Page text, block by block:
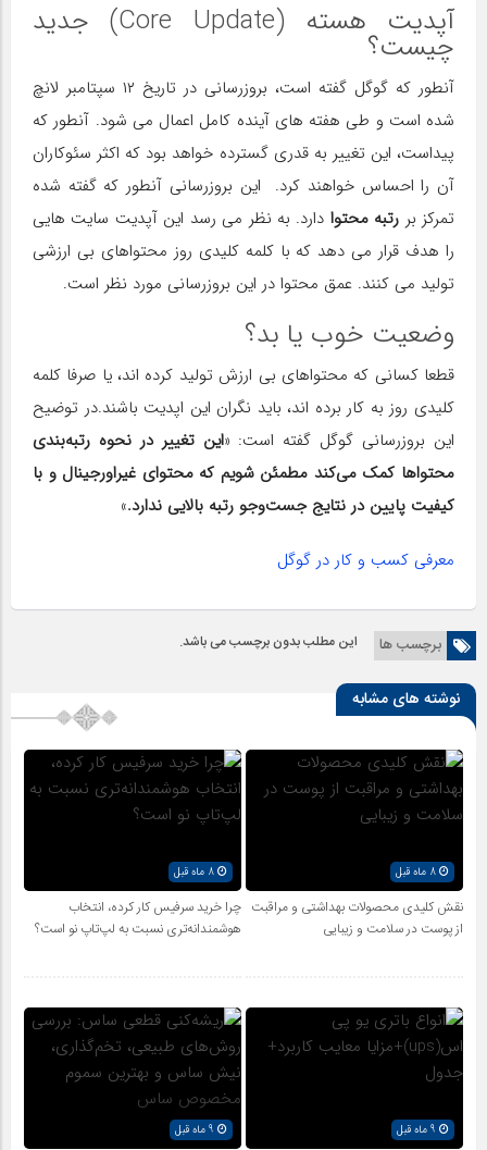
آپدیت هسته (Core Update) جدید
چیست؟
آنطور که گوگل گفته است، بروزرسانی در تاریخ ۱۲ سپتامبر لانچ
شده است و طی هفته های آینده کامل اعمال می شود. آنطور که
پیداست، این تغییر به قدری گسترده خواهد بود که اکثر سئوکاران
آن را احساس خواهند کرد. این بروزرسانی آنطور که گفته شده
تمرکز بر رتبه محتوا دارد. به نظر می رسد این آپدیت سایت هایی
را هدف قرار می دهد که با کلمه کلیدی روز محتواهای بی ارزشی
تولید می کنند. عمق محتوا در این بروزرسانی مورد نظر است.
وضعیت خوب یا بد؟
قطعا کسانی که محتواهای بی ارزش تولید کرده اند، یا صرفا کلمه
کلیدی روز به کار برده اند، باید نگران این اپدیت باشند.در توضیح
این بروزرسانی گوگل گفته است: «این تغییر در نحوه رتبه‌بندی
محتواها کمک می‌کند مطمئن شویم که محتوای غیراورجینال و با
کیفیت پایین در نتایج جست‌وجو رتبه بالایی ندارد.»
معرفی کسب و کار در گوگل
برچسب ها این مطلب بدون برچسب می باشد.
نوشته های مشابه
8 ماه قبل
نقش کلیدی محصولات بهداشتی و مراقبت
از پوست در سلامت و زیبایی
چرا خرید سرفیس کار کرده، انتخاب
هوشمندانه‌تری نسبت به لپ‌تاپ نو است؟